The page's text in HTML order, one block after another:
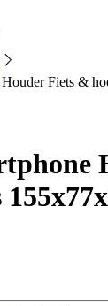
Fiets &